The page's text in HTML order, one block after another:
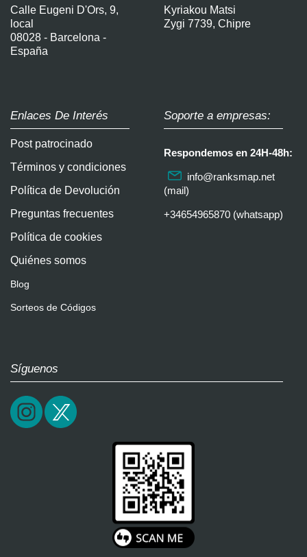
Calle Eugeni D'Ors, 9,
local
08028 - Barcelona -
España
Kyriakou Matsi
Zygi 7739, Chipre
Enlaces De Interés
Post patrocinado
Términos y condiciones
Política de Devolución
Preguntas frecuentes
Política de cookies
Quiénes somos
Blog
Sorteos de Códigos
Soporte a empresas:
Respondemos en 24H-48h:
info@ranksmap.net
(mail)
+34654965870 (whatsapp)
Síguenos